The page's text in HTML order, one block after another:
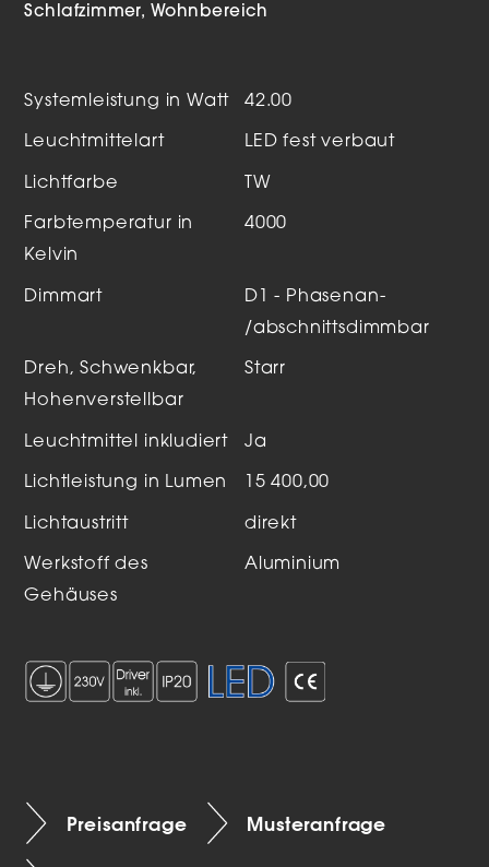
Schlafzimmer
Wohnbereich
Systemleistung in Watt 42.00
Leuchtmittelart LED fest verbaut
Lichtfarbe TW
Farbtemperatur in
Kelvin
4000
Dimmart
D1 - Phasenan-
/abschnittsdimmbar
Dreh, Schwenkbar,
Hohenverstellbar
Starr
Leuchtmittel inkludiert Ja
Lichtleistung in Lumen 15 400,00
Lichtaustritt direkt
Werkstoff des
Gehäuses
Aluminium
Preisanfrage Musteranfrage